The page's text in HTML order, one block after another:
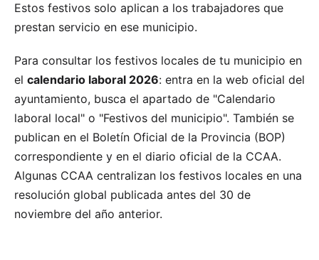
Estos festivos solo aplican a los trabajadores que
prestan servicio en ese municipio.
Para consultar los festivos locales de tu municipio en
el calendario laboral 2026: entra en la web oficial del
ayuntamiento, busca el apartado de "Calendario
laboral local" o "Festivos del municipio". También se
publican en el Boletín Oficial de la Provincia (BOP)
correspondiente y en el diario oficial de la CCAA.
Algunas CCAA centralizan los festivos locales en una
resolución global publicada antes del 30 de
noviembre del año anterior.